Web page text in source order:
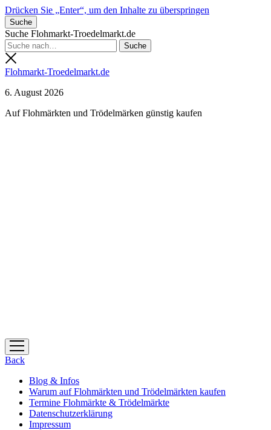
Drücken Sie „Enter“, um den Inhalte zu überspringen
Suche
Suche Flohmarkt-Troedelmarkt.de
Flohmarkt-Troedelmarkt.de
6. August 2026
Auf Flohmärkten und Trödelmärken günstig kaufen
Menü
öffnen
Back
Blog & Infos
Warum auf Flohmärkten und Trödelmärkten kaufen
Termine Flohmärkte & Trödelmärkte
Datenschutzerklärung
Impressum